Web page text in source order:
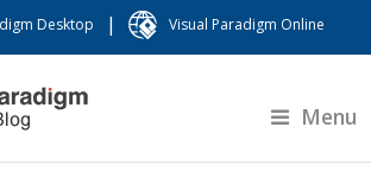
Desktop | Visual Paradigm Online
Menu